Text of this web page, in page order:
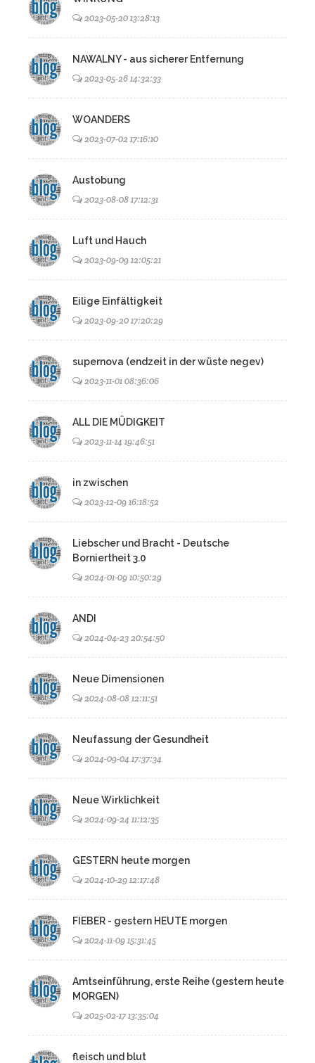
2023-05-20 13:28:13
NAWALNY - aus sicherer Entfernung
2023-05-26 14:32:33
WOANDERS
2023-07-02 17:16:10
Austobung
2023-08-08 17:12:31
Luft und Hauch
2023-09-09 12:05:21
Eilige Einfältigkeit
2023-09-20 17:20:29
supernova (endzeit in der wüste negev)
2023-11-01 08:36:06
ALL DIE MÜDIGKEIT
2023-11-14 19:46:51
in zwischen
2023-12-09 16:18:52
Liebscher und Bracht - Deutsche
Borniertheit 3.0
2024-01-09 10:50:29
ANDI
2024-04-23 20:54:50
Neue Dimensionen
2024-08-08 12:11:51
Neufassung der Gesundheit
2024-09-04 17:37:34
Neue Wirklichkeit
2024-09-24 11:12:35
GESTERN heute morgen
2024-10-29 12:17:48
FIEBER - gestern HEUTE morgen
2024-11-09 15:31:45
Amtseinführung, erste Reihe (gestern heute
MORGEN)
2025-02-17 13:35:04
fleisch und blut